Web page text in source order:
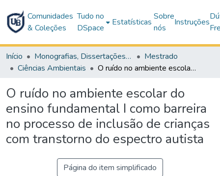
Comunidades
& Coleções
Tudo no
DSpace
Estatísticas
Sobre
nós
Instruções
Início Monografias, Dissertações e Teses
Mestrado
Ciências Ambientais
O ruído no ambiente escolar do ensino fundamental I como barreira no processo de inclusão de crianças com transtorno do espectro autista
O ruído no ambiente escolar do
ensino fundamental I como barreira
no processo de inclusão de crianças
com transtorno do espectro autista
Página do item simplificado